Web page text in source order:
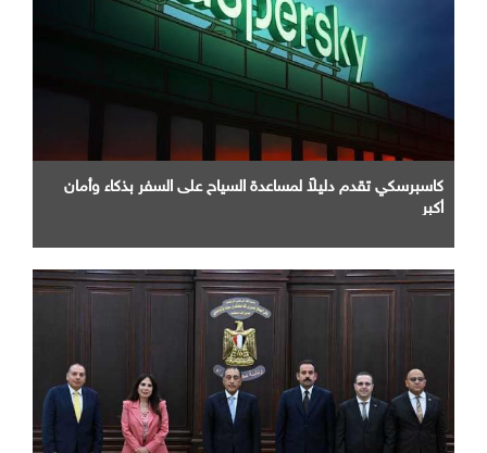
كاسبرسكي تقدم دليلاً لمساعدة السياح على السفر بذكاء وأمان
أكبر